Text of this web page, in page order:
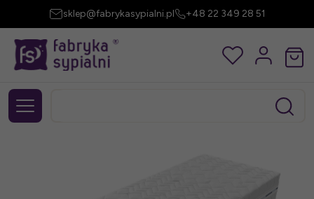
sklep@fabrykasypialni.pl +48 22 349 28 51